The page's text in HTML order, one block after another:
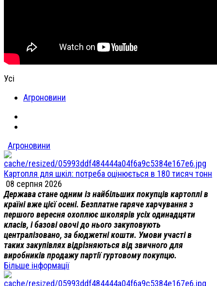
Усі
Агроновини
Агроновини
Картопля для шкіл: потреба оцінюється в 180 тисяч тонн
08 серпня 2026
Держава стане одним із найбільших покупців картоплі в
країні вже цієї осені. Безплатне гаряче харчування з
першого вересня охоплює школярів усіх одинадцяти
класів, і базові овочі до нього закуповують
централізовано, за бюджетні кошти. Умови участі в
таких закупівлях відрізняються від звичного для
виробників продажу партії гуртовому покупцю.
Більше інформації